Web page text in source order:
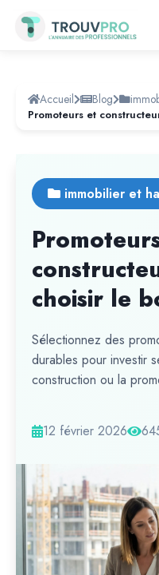
Accueil Blog
immobilier et
choisir le
Sélectionnez des
durables pour investir
construction ou la
12 février 2026